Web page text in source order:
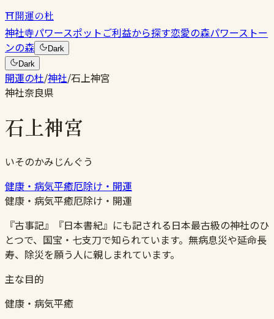
⛩開運の杜
神社寺パワースポットご利益から探す恋愛の森パワーストー
ンの森
Dark
Dark
開運の杜/神社/石上神宮
神社奈良県
石上神宮
いそのかみじんぐう
健康・病気平癒厄除け・開運
健康・病気平癒厄除け・開運
『古事記』『日本書紀』にも記される日本最古級の神社のひ
とつで、国宝・七支刀で知られています。無病息災や延命長
寿、除災を願う人に親しまれています。
主な目的
健康・病気平癒